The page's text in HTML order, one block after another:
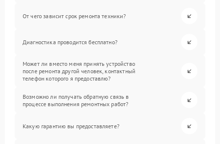
От чего зависит срок ремонта техники?
Диагностика проводится бесплатно?
Может ли вместо меня принять устройство
после ремонта другой человек, контактный
телефон которого я предоставлю?
Возможно ли получать обратную связь в
процессе выполнения ремонтных работ?
Какую гарантию вы предоставляете?